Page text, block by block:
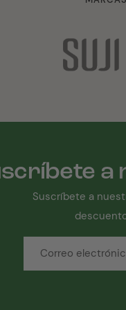
a
Suscríbete a